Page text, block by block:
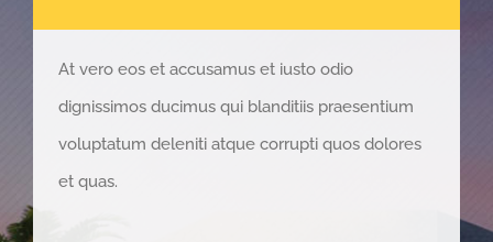
At vero eos et accusamus et iusto odio
dignissimos ducimus qui blanditiis praesentium
voluptatum deleniti atque corrupti quos dolores
et quas.